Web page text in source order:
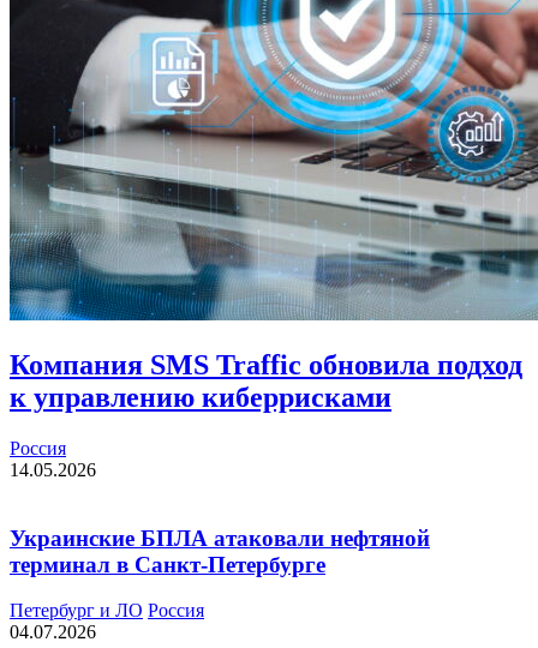
Компания SMS Traffic обновила подход
к управлению киберрисками
Россия
14.05.2026
Украинские БПЛА атаковали нефтяной
терминал в Санкт-Петербурге
Петербург и ЛО Россия
04.07.2026